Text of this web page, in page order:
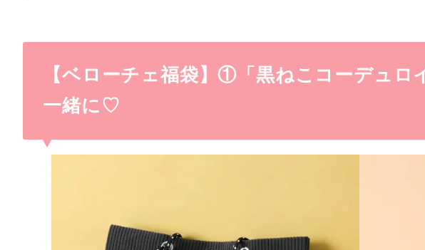
【ベローチェ福袋】①「黒ねこコーデュロ
一緒に♡